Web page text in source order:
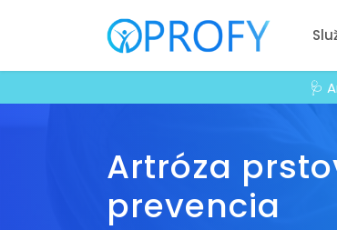
🩺
Artróza
prevencia